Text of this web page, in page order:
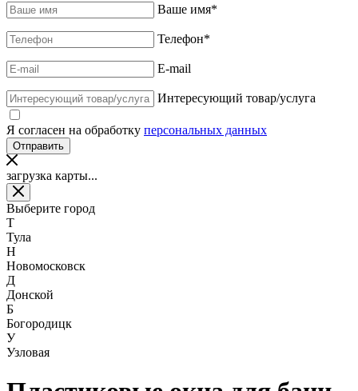
Ваше имя*
Телефон*
E-mail
Интересующий товар/услуга
Я согласен на обработку персональных данных
загрузка карты...
Выберите город
Т
Тула
Н
Новомосковск
Д
Донской
Б
Богородицк
У
Узловая